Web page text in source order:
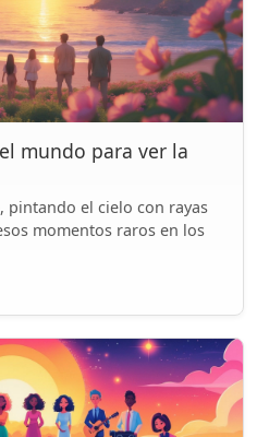
mundo para ver la
pintando el cielo con rayas
momentos raros en los